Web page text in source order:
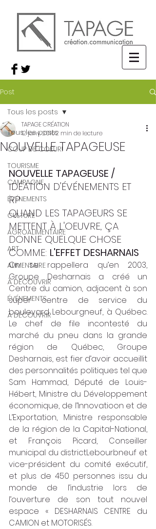
Post
Tous les posts
COUP DE COEUR!
TOURISME
CAMPAGNE
ÉVÉNEMENTS
CULTURE
AGROALIMENTAIRE
ART
ALIMENTAIRE
À DÉCOUVRIR
ÉVÉNEMENTS
À DÉCOUVRIR
Tous les posts
NOUVELLE TAPAGEUSE
TAPAGE CRÉATION
12 janv. 20162 min de lecture
NOUVELLE TAPAGEUSE /
IDÉATION D'ÉVÉNEMENTS ET
RP
QUAND LES TAPAGEURS SE
METTENT À L'OEUVRE, ÇA
DONNE QUELQUE CHOSE
COMME: L'EFFET DESHARNAIS
On se rappellera qu’en 2003,
Groupe Desharnais a créé un
Centre du camion, adjacent à son
super centre de service du
boulevard Lebourgneuf, à Québec.
Le chef de file incontesté du
marché du pneu dans la grande
région de Québec, Groupe
Desharnais, est fier d’avoir accueillit
des personnalités politiques tel que
Sam Hammad, Député de Louis-
Hébert, Ministre du Développement
économique, de l’Innovatioon et de
L’Exportation, Ministre responsable
de la région de la Capital-National,
et François Picard, Conseiller
municipal du districtLebourbneuf et
vice-président du comité exécutif,
et plus de 450 personnes issu du
monde de l’industrie lors de
l’ouverture de son tout nouvel
espace « DESHARNAIS CENTRE du
CAMION et MOTORISÉS.